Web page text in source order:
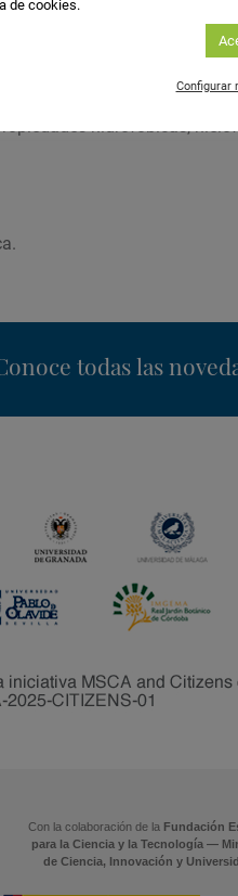
nanoestructurados
hidrofóbicas,
todas las
Con la colaboración de la Fundación
para la Ciencia y la Tecnología —
de Ciencia, Innovación y
de cookies.
Configurar